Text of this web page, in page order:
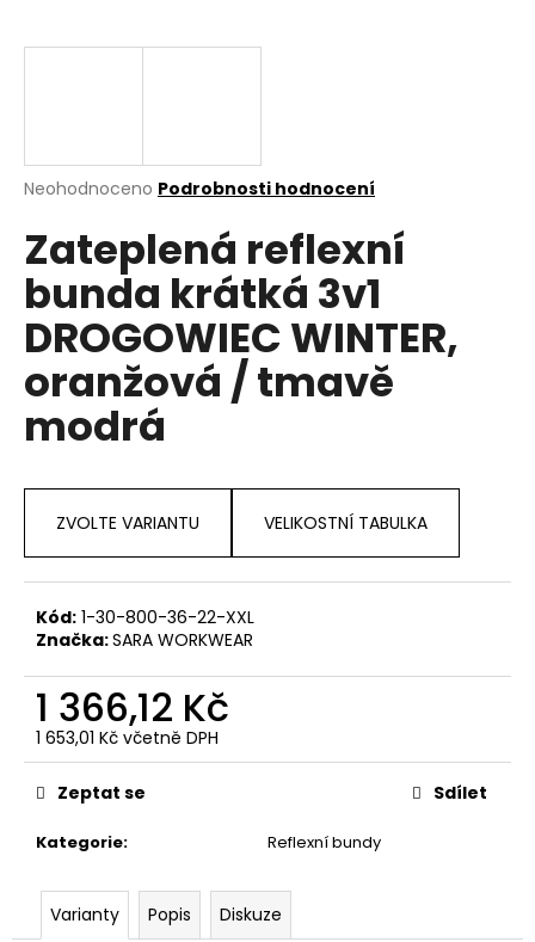
Průměrné
produktu
je
0,0
5
hvězdiček.
Neohodnoceno Podrobnosti hodnocení
Zateplená reflexní
bunda krátká 3v1
DROGOWIEC WINTER,
oranžová / tmavě
modrá
ZVOLTE VARIANTU VELIKOSTNÍ TABULKA
Kód: 1-30-800-36-22-XXL
Značka:SARA WORKWEAR
1 366,12 Kč
1 653,01 Kč včetně DPH
Měrná
cena:
Kategorie: Reflexní bundy
Zeptat se Sdílet
Varianty Popis Diskuze
j
?
HLEDAT
D
o
p
r
u
j
e
m
e